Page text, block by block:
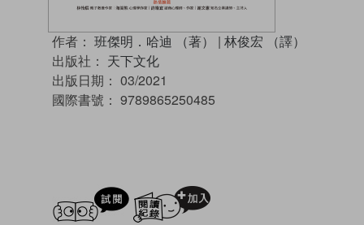
作者： 班傑明．哈迪 （著） | 林俊宏 （譯）
出版社： 天下文化
出版日期： 03/2021
國際書號： 9789865250485
試閲